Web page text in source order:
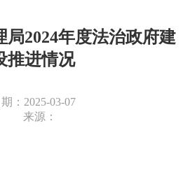
局2024年度法治政府建
推进情况
期：2025-03-07
来源：